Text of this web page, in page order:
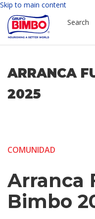
Skip to main content
Search
ARRANCA
2025
COMUNIDAD
Arranca
Bimbo